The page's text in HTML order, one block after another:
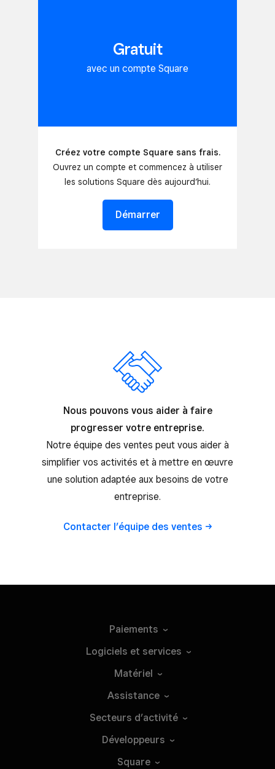
Gratuit
avec un compte Square
Créez votre compte Square sans frais.
Ouvrez un compte et commencez à utiliser
les solutions Square dès aujourd’hui.
Démarrer
Nous pouvons vous aider à faire
progresser votre entreprise.
Notre équipe des ventes peut vous aider à
simplifier vos activités et à mettre en œuvre
une solution adaptée aux besoins de votre
entreprise.
Contacter l’équipe des ventes
Paiements
Logiciels et services
Matériel
Assistance
Secteurs d’activité
Développeurs
Square